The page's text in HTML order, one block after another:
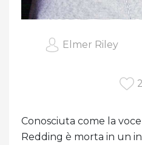
Elmer Riley
Conosciuta come la
Redding è morta in un